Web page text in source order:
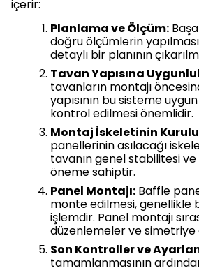
içerir:
Planlama ve Ölçüm:
doğru ölçümlerin
detaylı bir planının
Tavan Yapısına
tavanların montajı
yapısının bu sisteme
kontrol edilmesi önemlidir.
Montaj İskeletinin
panellerinin asılacağı
tavanın genel stabilitesi
öneme sahiptir.
Panel Montajı: Baffle
monte edilmesi, genellikle
işlemdir. Panel montajı
düzenlemeler ve simetriye
Son Kontroller ve
tamamlanmasının